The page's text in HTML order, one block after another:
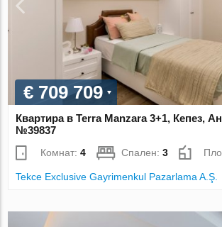
€ 709 709
Квартира в Terra Manzara 3+1, Кепез,
№39837
Комнат:4 Спален:3
Tekce Exclusive Gayrimenkul Pazarlama A.Ş.